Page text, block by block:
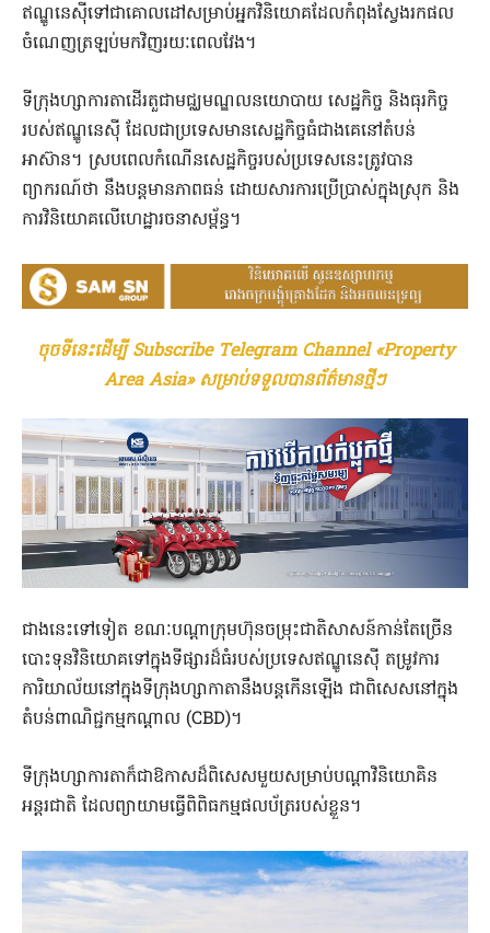
ឥណ្ឌូនេសុីទៅជាគោលដៅសម្រាប់អ្នកវិនិយោគដែលកំពុងស្វែងរកផល
ចំណេញត្រឡប់មកវិញរយៈពេលវែង។
ទីក្រុងហ្សាការតាដើរតួជាមជ្ឈមណ្ឌលនយោបាយ សេដ្ឋកិច្ច និងធុរកិច្ច
របស់ឥណ្ឌូនេស៊ី ដែលជាប្រទេសមានសេដ្ឋកិច្ចធំជាងគេនៅតំបន់
អាស៊ាន។ ស្របពេលកំណើនសេដ្ឋកិច្ចរបស់ប្រទេសនេះត្រូវបាន
ព្យាករណ៍ថា នឹងបន្តមានភាពធន់ ដោយសារការប្រើប្រាស់ក្នុងស្រុក និង
ការវិនិយោគលើហេដ្ឋារចនាសម្ព័ន្ធ។
ចុចទីនេះដើម្បី Subscribe Telegram Channel «Property
Area Asia» សម្រាប់ទទួលបានព័ត៌មានថ្មីៗ
ជាងនេះទៅទៀត ខណៈបណ្តាក្រុមហ៊ុនចម្រុះជាតិសាសន៍កាន់តែច្រើន
បោះទុនវិនិយោគទៅក្នុងទីផ្សារដ៏ធំរបស់ប្រទេសឥណ្ឌូនេស៊ី តម្រូវការ
ការិយាល័យនៅក្នុងទីក្រុងហ្សាកាតានឹងបន្តកើនឡើង ជាពិសេសនៅក្នុង
តំបន់ពាណិជ្ជកម្មកណ្តាល (CBD)។
ទីក្រុងហ្សាការតាក៏ជាឱកាសដ៏ពិសេសមួយសម្រាប់បណ្តាវិនិយោគិន
អន្តរជាតិ ដែលព្យាយាមធ្វើពិពិធកម្មផលប័ត្ររបស់ខ្លួន។